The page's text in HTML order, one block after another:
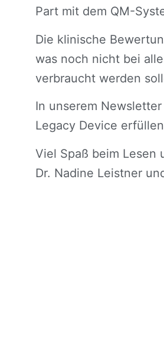
Part mit dem QM-
Die klinische
was noch nicht bei
verbraucht werden
In unserem
Legacy Device
Viel Spaß beim Lesen
Dr. Nadine Leistner